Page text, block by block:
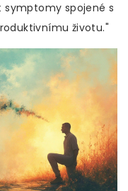
symptomy spojené s
životu."